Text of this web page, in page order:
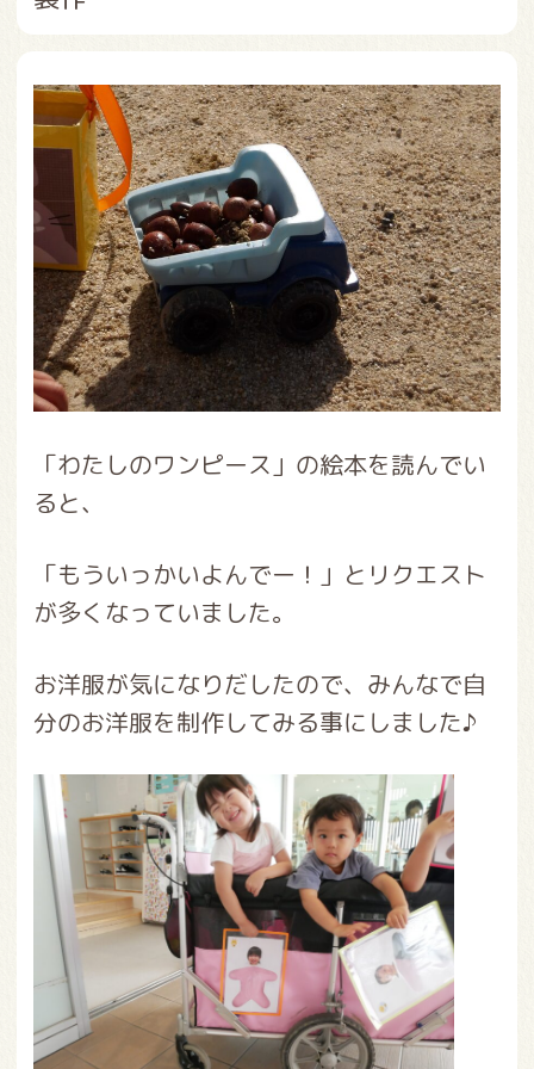
「わたしのワンピース」の絵本を読んでい
ると、
「もういっかいよんでー！」とリクエスト
が多くなっていました。
お洋服が気になりだしたので、みんなで自
分のお洋服を制作してみる事にしました♪